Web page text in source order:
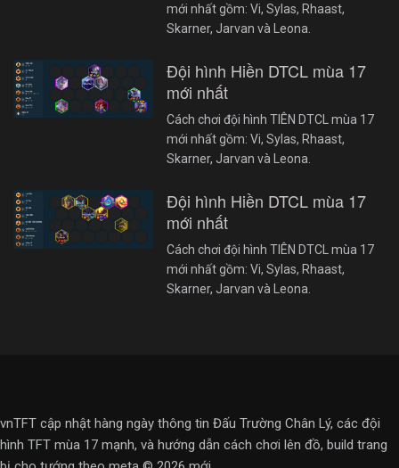
mới nhất gồm: Vi, Sylas, Rhaast,
Skarner, Jarvan và Leona.
Đội hình Hiền DTCL mùa 17
mới nhất
Cách chơi đội hình TIÊN DTCL mùa 17
mới nhất gồm: Vi, Sylas, Rhaast,
Skarner, Jarvan và Leona.
Đội hình Hiền DTCL mùa 17
mới nhất
Cách chơi đội hình TIÊN DTCL mùa 17
mới nhất gồm: Vi, Sylas, Rhaast,
Skarner, Jarvan và Leona.
vnTFT cập nhật hàng ngày thông tin Đấu Trường Chân Lý, các đội
hình TFT mùa 17 mạnh, và hướng dẫn cách chơi lên đồ, build trang